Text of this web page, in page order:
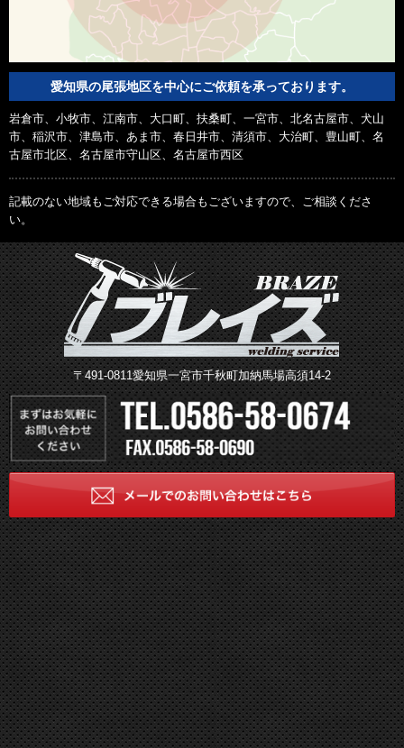
愛知県の尾張地区を中心にご依頼を承っております。
岩倉市、小牧市、江南市、大口町、扶桑町、一宮市、北名古屋市、犬山
市、稲沢市、津島市、あま市、春日井市、清須市、大治町、豊山町、名
古屋市北区、名古屋市守山区、名古屋市西区
記載のない地域もご対応できる場合もございますので、ご相談くださ
い。
〒491-0811愛知県一宮市千秋町加納馬場高須14-2